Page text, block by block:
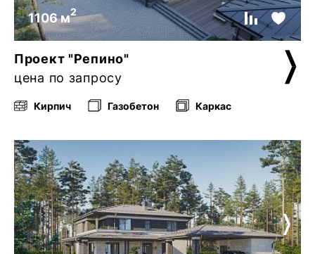
1106 м2
Проект "Репино"
цена по запросу
Кирпич Газобетон Каркас